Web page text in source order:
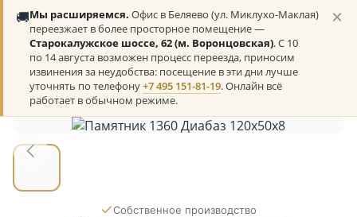
🚚Мы расширяемся. Офис в Беляево (ул. Миклухо-Маклая)
переезжает в более просторное помещение —
Старокалужское шоссе, 62 (м. Воронцовская). С 10
по 14 августа возможен процесс переезда, приносим
извинения за неудобства: посещение в эти дни лучше
уточнять по телефону+7 495 151-81-19. Онлайн всё
работает в обычном режиме.
×
Собственное производство